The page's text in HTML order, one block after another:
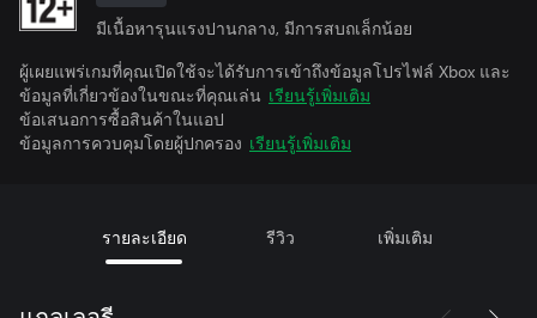
มีเนื้อหารุนแรงปานกลาง, มีการสบถเล็กน้อย
ผู้เผยแพร่เกมที่คุณเปิดใช้จะได้รับการเข้าถึงข้อมูลโปรไฟล์ Xbox และ
ข้อมูลที่เกี่ยวข้องในขณะที่คุณเล่น เรียนรู้เพิ่มเติม
ข้อเสนอการซื้อสินค้าในแอป
ข้อมูลการควบคุมโดยผู้ปกครอง เรียนรู้เพิ่มเติม
รายละเอียด รีวิว เพิ่มเติม